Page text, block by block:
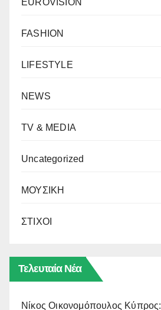
EUROVISION
FASHION
LIFESTYLE
NEWS
TV & MEDIA
Uncategorized
ΜΟΥΣΙΚΗ
ΣΤΙΧΟΙ
Τελευταία Νέα
Νίκος Οικονομόπουλος Κύπρος: